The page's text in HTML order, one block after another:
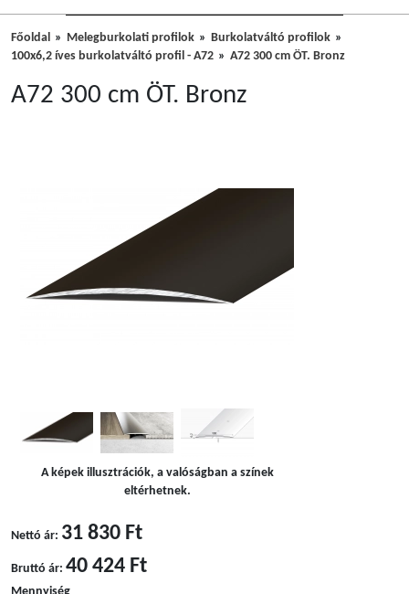
Főoldal Melegburkolati profilok
Burkolatváltó profilok
100x6,2 íves burkolatváltó profil - A72
A72 300 cm ÖT. Bronz
A72 300 cm ÖT. Bronz
A képek illusztrációk, a valóságban a színek
eltérhetnek.
Nettó ár: 31 830 Ft
Bruttó ár: 40 424 Ft